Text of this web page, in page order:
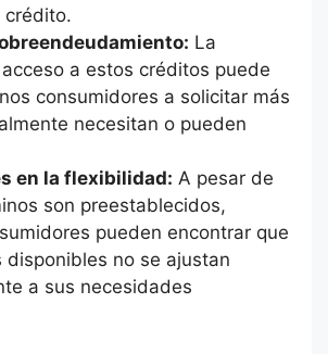
crédito.
La
a estos créditos puede
consumidores a solicitar más
necesitan o pueden
en la flexibilidad: A pesar de
son preestablecidos,
pueden encontrar que
disponibles no se ajustan
a sus necesidades